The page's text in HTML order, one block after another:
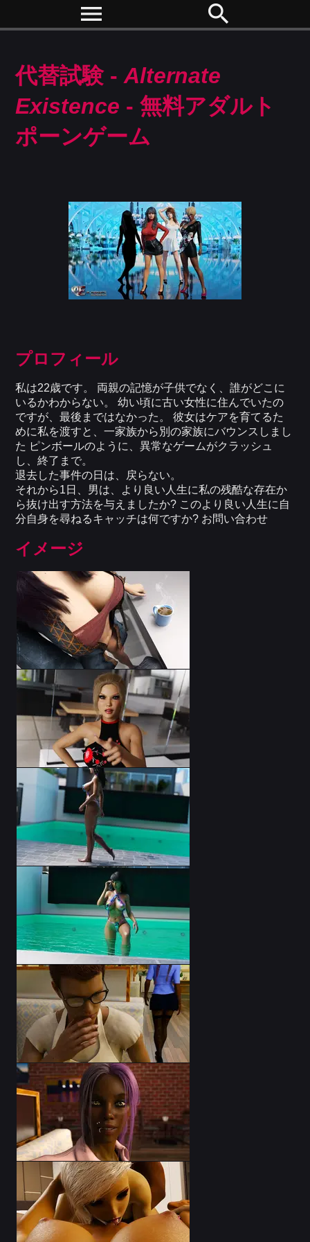
menu search
代替試験 -Alternate
Existence - 無料アダルト
ポーンゲーム
プロフィール
私は22歳です。 両親の記憶が子供でなく、誰がどこに
いるかわからない。 幼い頃に古い女性に住んでいたの
ですが、最後まではなかった。 彼女はケアを育てるた
めに私を渡すと、一家族から別の家族にバウンスしまし
た ピンボールのように、異常なゲームがクラッシュ
し、終了まで。
退去した事件の日は、戻らない。
それから1日、男は、より良い人生に私の残酷な存在か
ら抜け出す方法を与えましたか? このより良い人生に自
分自身を尋ねるキャッチは何ですか? お問い合わせ
イメージ